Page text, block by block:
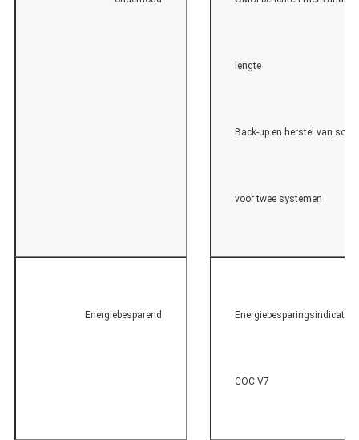
lengte
Back-up en herstel van
voor twee systemen
Energiebesparend Energiebesparingsindicator
COC V7